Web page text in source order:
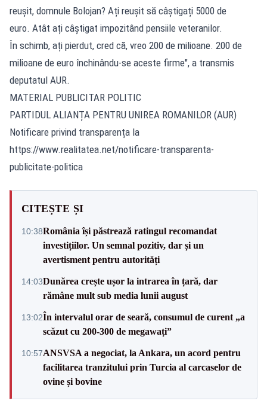
reușit, domnule Bolojan? Ați reușit să câștigați 5000 de
euro. Atât ați câștigat impozitând pensiile veteranilor.
În schimb, ați pierdut, cred că, vreo 200 de milioane. 200 de
milioane de euro închinându-se aceste firme", a transmis
deputatul AUR.
MATERIAL PUBLICITAR POLITIC
PARTIDUL ALIANȚA PENTRU UNIREA ROMANILOR (AUR)
Notificare privind transparența la
https://www.realitatea.net/notificare-transparenta-
publicitate-politica
CITEȘTE ȘI
10:38România își păstrează ratingul recomandat
investițiilor. Un semnal pozitiv, dar și un
avertisment pentru autorități
14:03Dunărea crește ușor la intrarea în țară, dar
rămâne mult sub media lunii august
13:02În intervalul orar de seară, consumul de curent „a
scăzut cu 200-300 de megawați”
10:57ANSVSA a negociat, la Ankara, un acord pentru
facilitarea tranzitului prin Turcia al carcaselor de
ovine și bovine